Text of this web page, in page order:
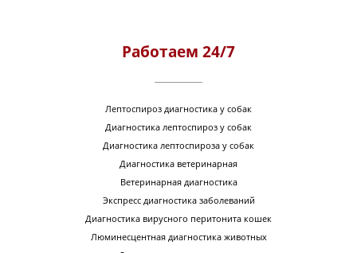
Работаем 24/7
Лептоспироз диагностика у собак
Диагностика лептоспироз у собак
Диагностика лептоспироза у собак
Диагностика ветеринарная
Ветеринарная диагностика
Экспресс диагностика заболеваний
Диагностика вирусного перитонита кошек
Люминесцентная диагностика животных